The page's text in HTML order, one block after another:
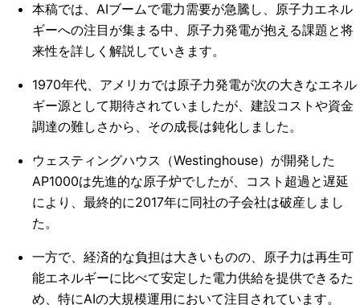
本稿では、AIブームで電力需要が急騰し、原子力エネル
ギーへの注目が集まる中、原子力発電が抱える課題と将
来性を詳しく解説していきます。
1970年代、アメリカでは原子力発電が次の大きなエネル
ギー源として期待されていましたが、建設コストや資金
調達の難しさから、その成長は鈍化しました。
ウェスティングハウス（Westinghouse）が開発した
AP1000は先進的な原子炉でしたが、コスト超過と遅延
により、最終的に2017年に同社の子会社は破産しまし
た。
一方で、経済的な負担は大きいものの、原子力は再生可
能エネルギーに比べて安定した電力供給を提供できるた
め、特にAIの大規模運用において注目されています。